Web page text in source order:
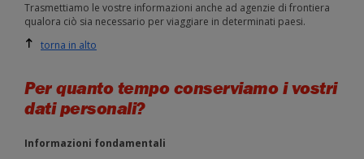
Trasmettiamo le vostre informazioni anche ad agenzie di frontiera
qualora ciò sia necessario per viaggiare in determinati paesi.
torna in alto
Per quanto tempo conserviamo i vostri
dati personali?
Informazioni fondamentali